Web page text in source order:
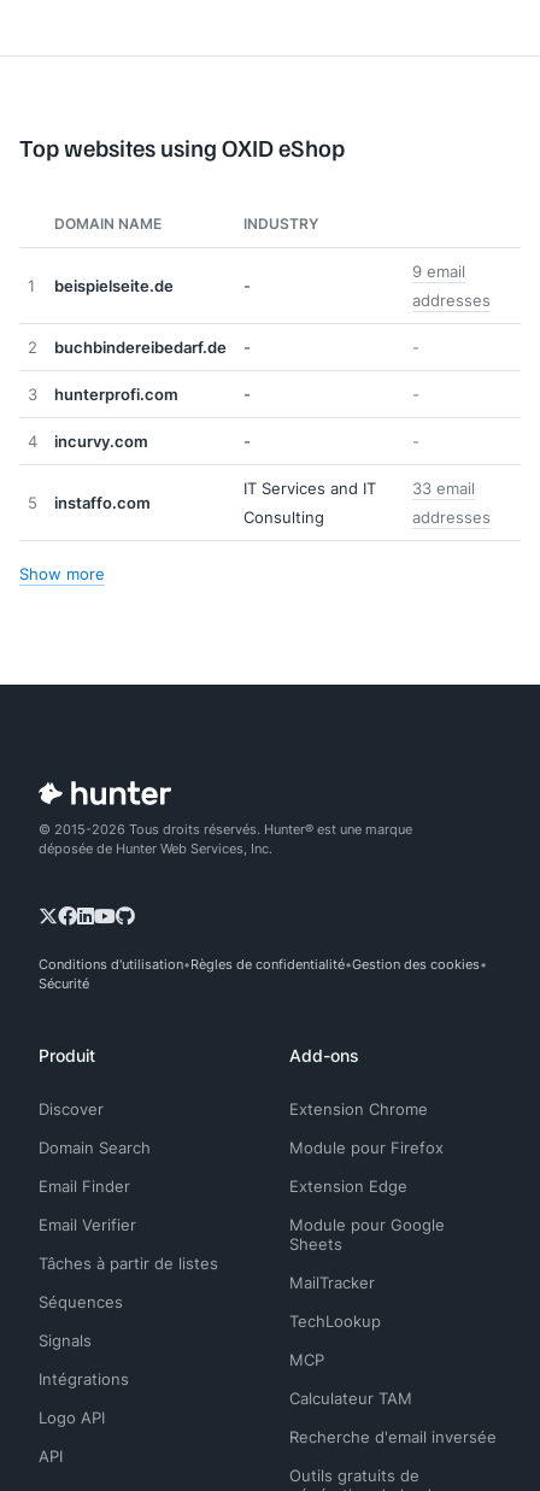
Top websites using OXID eShop
DOMAIN NAME INDUSTRY
1 beispielseite.de -
9 email
addresses
2 buchbindereibedarf.de - -
3 hunterprofi.com - -
4 incurvy.com - -
5 instaffo.com
IT Services and IT
Consulting
33 email
addresses
Show more
© 2015-2026 Tous droits réservés. Hunter® est une marque
déposée de Hunter Web Services, Inc.
Conditions d'utilisation Règles de confidentialité Gestion des cookies
Sécurité
Produit
Discover
Domain Search
Email Finder
Email Verifier
Tâches à partir de listes
Séquences
Signals
Intégrations
Logo API
API
Add-ons
Extension Chrome
Module pour Firefox
Extension Edge
Module pour Google
Sheets
MailTracker
TechLookup
MCP
Calculateur TAM
Recherche d'email inversée
Outils gratuits de